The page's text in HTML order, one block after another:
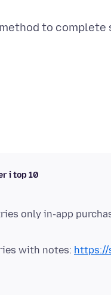
to
i top 10
only in-app
with notes: https://